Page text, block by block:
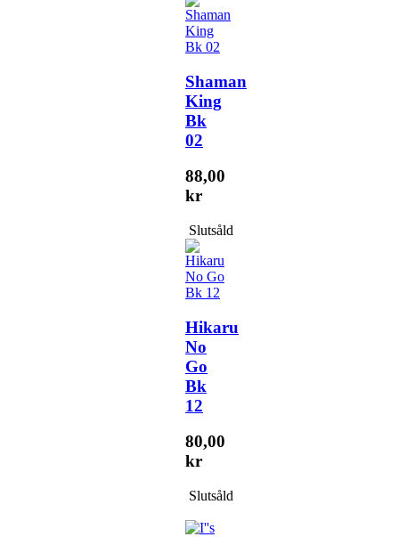
Shaman
King
Bk
02
88,00
kr
Slutsåld
Hikaru
No
Go
Bk
12
80,00
kr
Slutsåld